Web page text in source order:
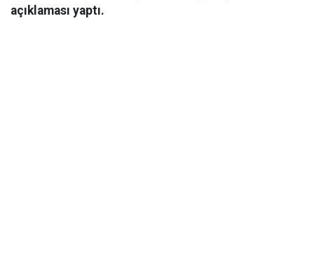
açıklaması yaptı.